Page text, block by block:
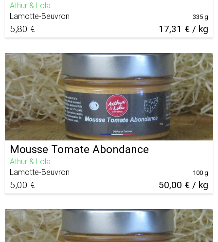
Athur & Lola
Lamotte-Beuvron
5,80 € 17,31 € / kg
335 g
Mousse Tomate Abondance
Athur & Lola
Lamotte-Beuvron
5,00 € 50,00 € / kg
100 g